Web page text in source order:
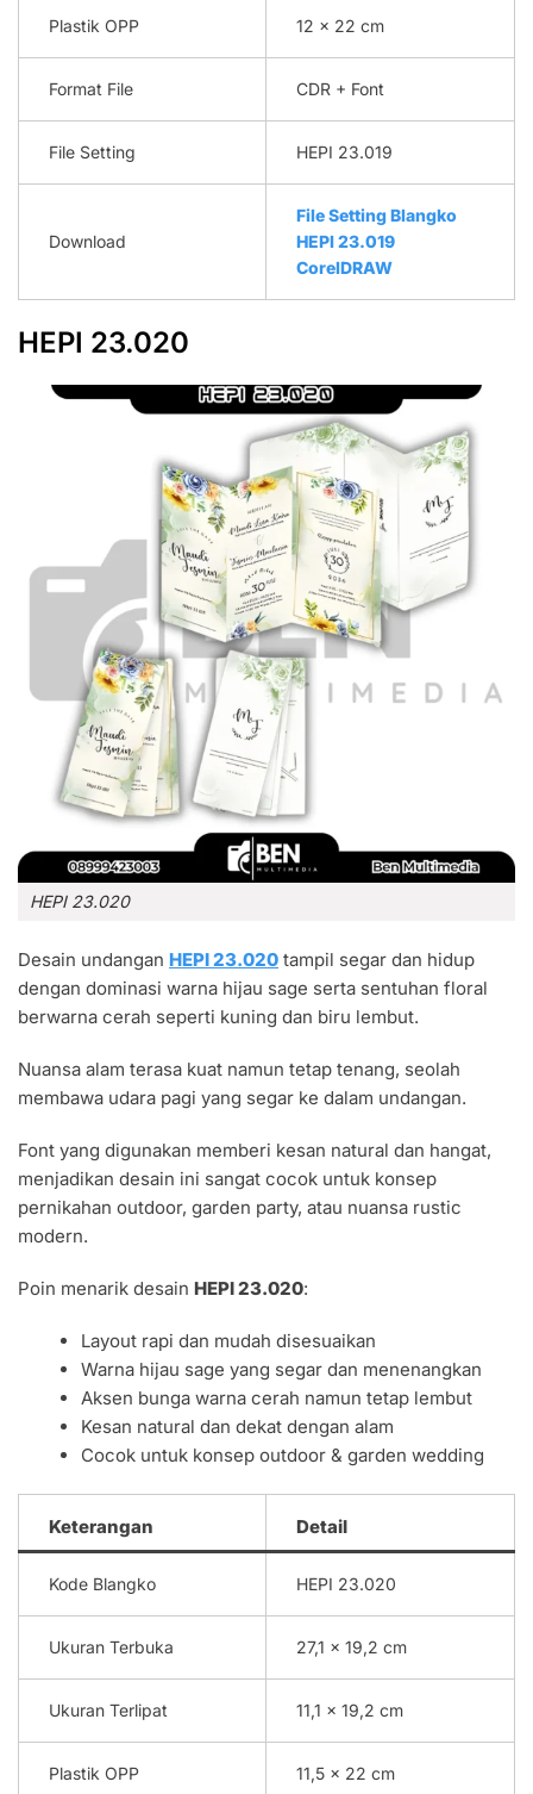
Plastik OPP 12 x 22 cm
Format File CDR + Font
File Setting HEPI 23.019
Download
File Setting Blangko
HEPI23.019
CorelDRAW
HEPI 23.020
HEPI 23.020
Desain undangan HEPI 23.020 tampil segar dan hidup
dengan dominasi warna hijau sage serta sentuhan floral
berwarna cerah seperti kuning dan biru lembut.
Nuansa alam terasa kuat namun tetap tenang, seolah
membawa udara pagi yang segar ke dalam undangan.
Font yang digunakan memberi kesan natural dan hangat,
menjadikan desain ini sangat cocok untuk konsep
pernikahan outdoor, garden party, atau nuansa rustic
modern.
Poin menarik desain HEPI 23.020:
Layout rapi dan mudah disesuaikan
Warna hijau sage yang segar dan menenangkan
Aksen bunga warna cerah namun tetap lembut
Kesan natural dan dekat dengan alam
Cocok untuk konsep outdoor & garden wedding
Keterangan Detail
Kode Blangko HEPI 23.020
Ukuran Terbuka 27,1 x 19,2 cm
Ukuran Terlipat 11,1 x 19,2 cm
Plastik OPP 11,5 x 22 cm